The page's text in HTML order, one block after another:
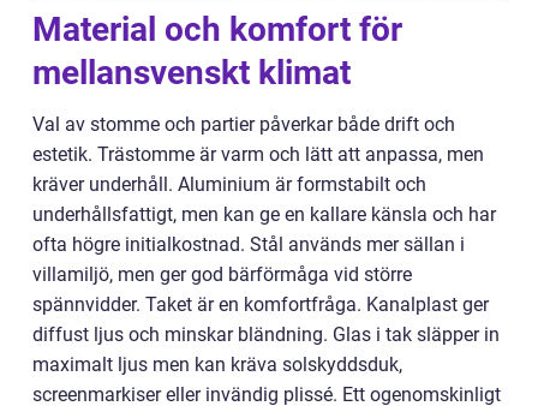
Material och komfort för
mellansvenskt klimat
Val av stomme och partier påverkar både drift och
estetik. Trästomme är varm och lätt att anpassa, men
kräver underhåll. Aluminium är formstabilt och
underhållsfattigt, men kan ge en kallare känsla och har
ofta högre initialkostnad. Stål används mer sällan i
villamiljö, men ger god bärförmåga vid större
spännvidder. Taket är en komfortfråga. Kanalplast ger
diffust ljus och minskar bländning. Glas i tak släpper in
maximalt ljus men kan kräva solskyddsduk,
screenmarkiser eller invändig plissé. Ett ogenomskinligt